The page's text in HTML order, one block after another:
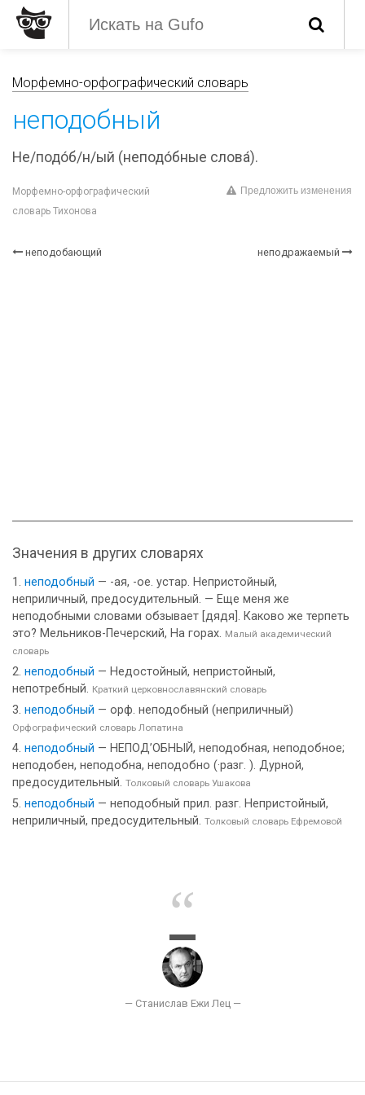
Морфемно-орфографический словарь
неподобный
Не/подо́б/н/ый (неподо́бные слова́).
Морфемно-орфографический
словарь Тихонова
Предложить изменения
неподобающий неподражаемый
Значения в других словарях
неподобный — -ая, -ое. устар. Непристойный,
неприличный, предосудительный. — Еще меня же
неподобными словами обзывает [дядя]. Каково же терпеть
это? Мельников-Печерский, На горах. Малый академический
словарь
неподобный — Недостойный, непристойный,
непотребный. Краткий церковнославянский словарь
неподобный — орф. неподобный (неприличный)
Орфографический словарь Лопатина
неподобный — НЕПОД’ОБНЫЙ, неподобная, неподобное;
неподобен, неподобна, неподобно (·разг. ). Дурной,
предосудительный. Толковый словарь Ушакова
неподобный — неподобный прил. разг. Непристойный,
неприличный, предосудительный. Толковый словарь Ефремовой